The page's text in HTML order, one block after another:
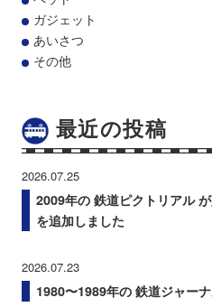
ガジェット
あいさつ
その他
最近の投稿
2026.07.25
2009年の 鉄道ピクトリアル
を追加しました
2026.07.23
1980〜1989年の 鉄道ジャー